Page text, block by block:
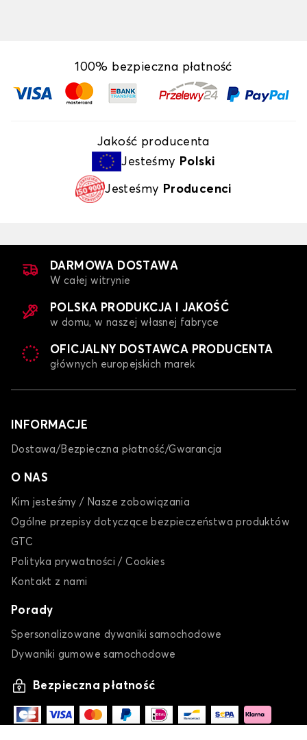
100% bezpieczna płatność
Jakość producenta
Jesteśmy Polski
Jesteśmy Producenci
DARMOWA DOSTAWA
W całej witrynie
POLSKA PRODUKCJA I JAKOŚĆ
w domu, w naszej własnej fabryce
OFICJALNY DOSTAWCA PRODUCENTA
głównych europejskich marek
INFORMACJE
Dostawa/Bezpieczna płatność/Gwarancja
O NAS
Kim jesteśmy / Nasze zobowiązania
Ogólne przepisy dotyczące bezpieczeństwa produktów
GTC
Polityka prywatności / Cookies
Kontakt z nami
Porady
Spersonalizowane dywaniki samochodowe
Dywaniki gumowe samochodowe
Bezpieczna płatność